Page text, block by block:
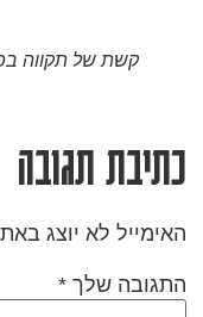
קשת של תקווה
כתיבת תגובה
האימייל לא יוצג
התגובה שלך*